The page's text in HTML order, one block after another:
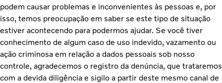
podem causar problemas e inconvenientes às pessoas e, por
isso, temos preocupação em saber se este tipo de situação
estiver acontecendo para podermos ajudar. Se você tiver
conhecimento de algum caso de uso indevido, vazamento ou
ação criminosa em relação a dados pessoais sob nosso
controle, agradecemos o registro da denúncia, que trataremos
com a devida diligência e sigilo a partir deste mesmo canal de